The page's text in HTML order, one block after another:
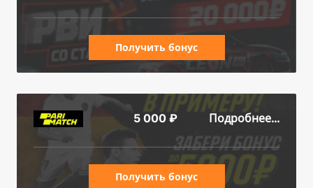
Получить бонус
5 000 ₽ Подробнее...
Получить бонус